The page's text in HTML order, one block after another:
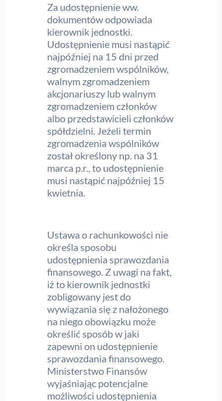
Za udostępnienie ww.
dokumentów odpowiada
kierownik jednostki.
Udostępnienie musi nastąpić
najpóźniej na 15 dni przed
zgromadzeniem wspólników,
walnym zgromadzeniem
akcjonariuszy lub walnym
zgromadzeniem członków
albo przedstawicieli członków
spółdzielni. Jeżeli termin
zgromadzenia wspólników
został określony np. na 31
marca p.r., to udostępnienie
musi nastąpić najpóźniej 15
kwietnia.
Ustawa o rachunkowości nie
określa sposobu
udostępnienia sprawozdania
finansowego. Z uwagi na fakt,
iż to kierownik jednostki
zobligowany jest do
wywiązania się z nałożonego
na niego obowiązku może
określić sposób w jaki
zapewni on udostępnienie
sprawozdania finansowego.
Ministerstwo Finansów
wyjaśniając potencjalne
możliwości udostępnienia